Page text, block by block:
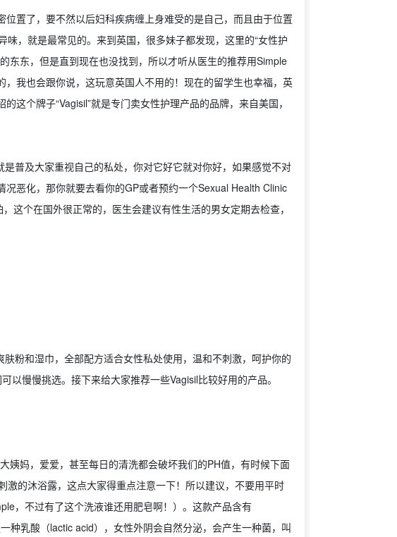
置了，要不然以后妇科疾病缠上身难受的是自己，而且由于位置
，就是最常见的。来到英国，很多妹子都发现，这里的“女性护
东东，但是直到现在也没找到，所以才听从医生的推荐用Simple
我也会跟你说，这玩意英国人不用的！现在的留学生也幸福，英
这个牌子“Vagisil”就是专门卖女性护理产品的品牌，来自美国，
普及大家重视自己的私处，你对它好它就对你好，如果感觉不对
恶化，那你就要去看你的GP或者预约一个Sexual Health Clinic
这个在国外很正常的，医生会建议有性生活的男女定期去检查，
粉和湿巾，全部配方适合女性私处使用，温和不刺激，呵护你的
以慢慢挑选。接下来给大家推荐一些Vagisil比较好用的产品。
姨妈，爱爱，甚至每日的清洗都会破坏我们的PH值，有时候下面
的沐浴露，这点大家得重点注意一下！所以建议，不要用平时
，不过有了这个洗液谁还用肥皂啊！）。这款产品含有
种乳酸（lactic acid），女性外阴会自然分泌，会产生一种菌，叫